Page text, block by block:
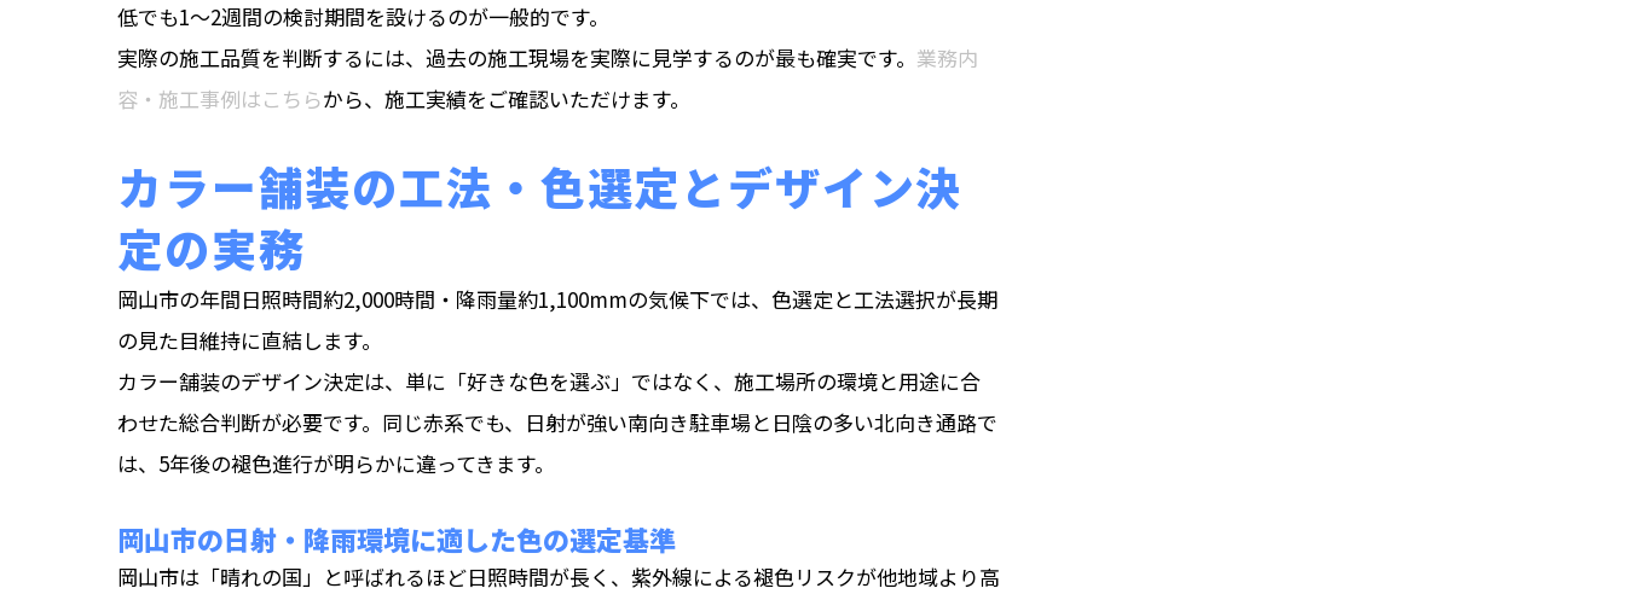
低でも1〜2週間の検討期間を設けるのが一般的です。
実際の施工品質を判断するには、過去の施工現場を実際に見学するのが最も確実です。 業務内
容・施工事例はこちらから、施工実績をご確認いただけます。
カラー舗装の工法・色選定とデザイン決
定の実務
岡山市の年間日照時間約2,000時間・降雨量約1,100mmの気候下では、色選定と工法選択が長期
の見た目維持に直結します。
カラー舗装のデザイン決定は、単に「好きな色を選ぶ」ではなく、施工場所の環境と用途に合
わせた総合判断が必要です。同じ赤系でも、日射が強い南向き駐車場と日陰の多い北向き通路で
は、5年後の褪色進行が明らかに違ってきます。
岡山市の日射・降雨環境に適した色の選定基準
岡山市は「晴れの国」と呼ばれるほど日照時間が長く、紫外線による褪色リスクが他地域より高